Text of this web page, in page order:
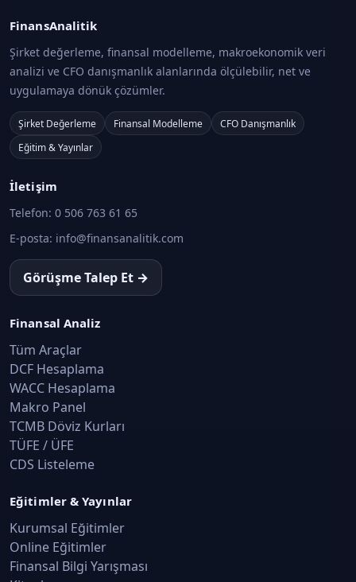
FinansAnalitik
Şirket değerleme, finansal modelleme, makroekonomik veri
analizi ve CFO danışmanlık alanlarında ölçülebilir, net ve
uygulamaya dönük çözümler.
Şirket Değerleme Finansal Modelleme
CFO Danışmanlık
Eğitim & Yayınlar
İletişim
Telefon: 0 506 763 61 65
E-posta: info@finansanalitik.com
Görüşme Talep Et →
Finansal Analiz
Tüm Araçlar
DCF Hesaplama
WACC Hesaplama
Makro Panel
TCMB Döviz Kurları
TÜFE / ÜFE
CDS Listeleme
Eğitimler & Yayınlar
Kurumsal Eğitimler
Online Eğitimler
Finansal Bilgi Yarışması